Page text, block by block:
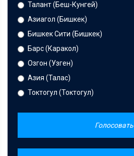
Талант (Беш-Кунгей)
Азиагол (Бишкек)
Бишкек Сити (Бишкек)
Барс (Каракол)
Озгон (Узген)
Азия (Талас)
Токтогул (Токтогул)
Голосовать